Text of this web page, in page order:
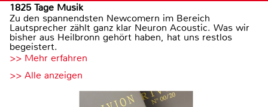
1825 Tage Musik
Zu den spannendsten Newcomern im Bereich
Lautsprecher zählt ganz klar Neuron Acoustic. Was wir
bisher aus Heilbronn gehört haben, hat uns restlos
begeistert.
>> Mehr erfahren
>> Alle anzeigen